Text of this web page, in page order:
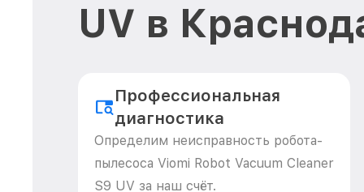
UV в
Профессиональная
диагностика
Определим неисправность робота-
пылесоса Viomi Robot Vacuum Cleaner
S9 UV за наш счёт.